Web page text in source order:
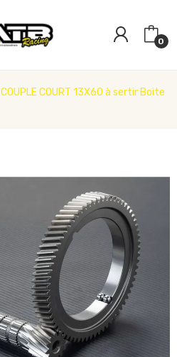
0
COUPLE COURT 13X60 à sertir Boite